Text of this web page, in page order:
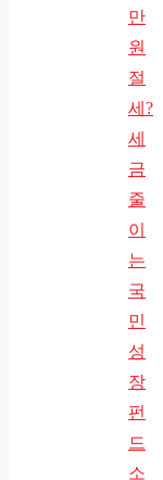
만
원
절
세?
세
금
줄
이
는
국
민
성
장
펀
드
소